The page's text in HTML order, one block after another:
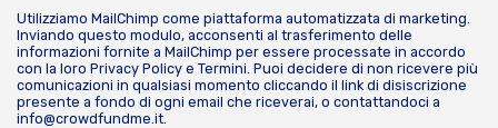
Utilizziamo MailChimp come piattaforma automatizzata di marketing.
Inviando questo modulo, acconsenti al trasferimento delle
informazioni fornite a MailChimp per essere processate in accordo
con la loro Privacy Policy e Termini . Puoi decidere di non ricevere più
comunicazioni in qualsiasi momento cliccando il link di disiscrizione
presente a fondo di ogni email che riceverai, o contattandoci a
info@crowdfundme.it